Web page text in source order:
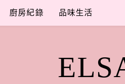
廚房紀錄 品味生活